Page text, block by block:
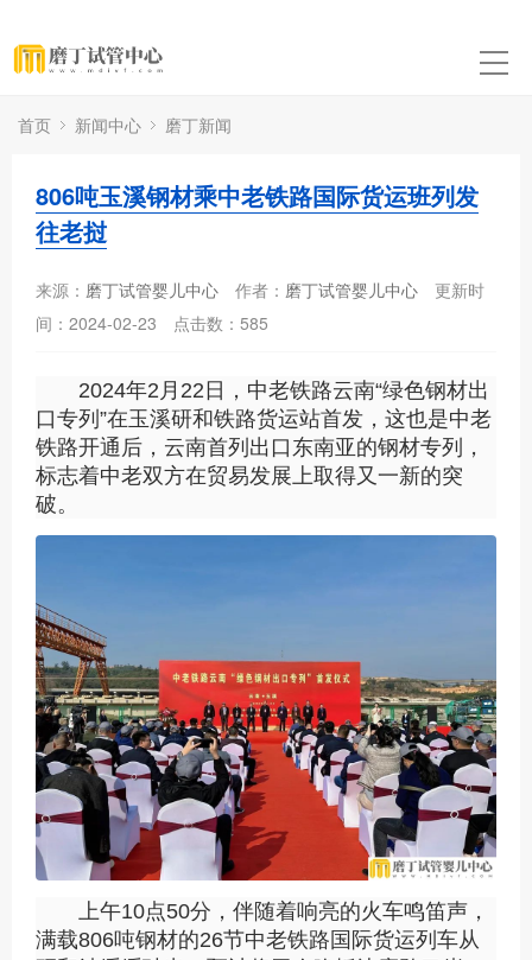
首页 新闻中心 磨丁新闻
806吨玉溪钢材乘中老铁路国际货运班列发
往老挝
来源： 磨丁试管婴儿中心 作者： 磨丁试管婴儿中心
更新时
间：2024-02-23
点击数： 585
2024年2月22日，中老铁路云南“绿色钢材出
口专列”在玉溪研和铁路货运站首发，这也是中老
铁路开通后，云南首列出口东南亚的钢材专列，
标志着中老双方在贸易发展上取得又一新的突
破。
上午10点50分，伴随着响亮的火车鸣笛声，
满载806吨钢材的26节中老铁路国际货运列车从